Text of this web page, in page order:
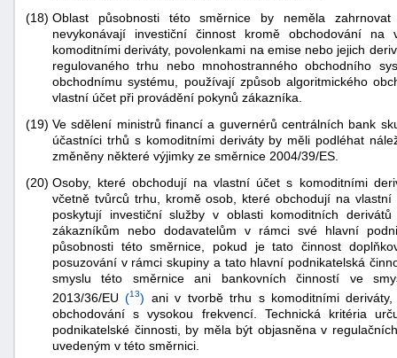
(18) Oblast působnosti této směrnice by neměla
nevykonávají investiční činnost kromě obchodování
komoditními deriváty, povolenkami na emise nebo jejich
regulovaného trhu nebo mnohostranného obchodního
obchodnímu systému, používají způsob algoritmického
vlastní účet při provádění pokynů zákazníka.
(19) Ve sdělení ministrů financí a guvernérů centrálních bank
účastníci trhů s komoditními deriváty by měli podléhat
změněny některé výjimky ze směrnice 2004/39/ES.
(20) Osoby, které obchodují na vlastní účet s komoditními
včetně tvůrců trhu, kromě osob, které obchodují na
poskytují investiční služby v oblasti komoditních
zákazníkům nebo dodavatelům v rámci své hlavní
působnosti této směrnice, pokud je tato činnost
posuzování v rámci skupiny a tato hlavní podnikatelská
smyslu této směrnice ani bankovních činností ve
2013/36/EU (13) ani v tvorbě trhu s komoditními
obchodování s vysokou frekvencí. Technická kritéria
podnikatelské činnosti, by měla být objasněna v
uvedeným v této směrnici.